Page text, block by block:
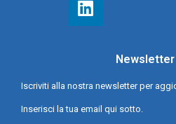
Newsletter
Iscriviti alla nostra newsletter per
Inserisci la tua email qui sotto.